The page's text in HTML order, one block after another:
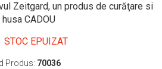
Zeitgard, un produs de curăţare si
husa CADOU
STOC EPUIZAT
Produs: 70036